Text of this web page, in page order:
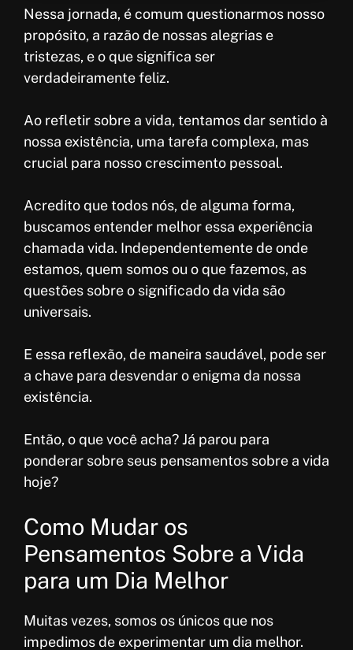
Nessa jornada, é comum questionarmos nosso
propósito, a razão de nossas alegrias e
tristezas, e o que significa ser
verdadeiramente feliz.
Ao refletir sobre a vida, tentamos dar sentido à
nossa existência, uma tarefa complexa, mas
crucial para nosso crescimento pessoal.
Acredito que todos nós, de alguma forma,
buscamos entender melhor essa experiência
chamada vida. Independentemente de onde
estamos, quem somos ou o que fazemos, as
questões sobre o significado da vida são
universais.
E essa reflexão, de maneira saudável, pode ser
a chave para desvendar o enigma da nossa
existência.
Então, o que você acha? Já parou para
ponderar sobre seus pensamentos sobre a vida
hoje?
Como Mudar os
Pensamentos Sobre a Vida
para um Dia Melhor
Muitas vezes, somos os únicos que nos
impedimos de experimentar um dia melhor.